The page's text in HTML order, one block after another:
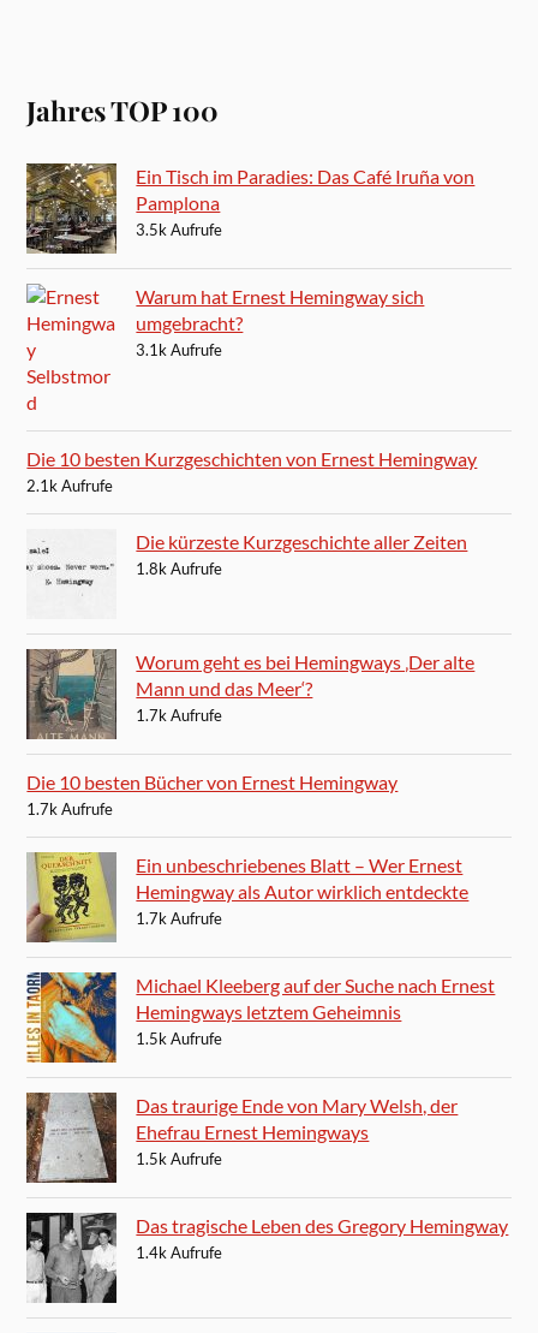
Jahres TOP 100
Ein Tisch im Paradies: Das Café Iruña von
Pamplona
3.5k Aufrufe
Warum hat Ernest Hemingway sich
umgebracht?
3.1k Aufrufe
Die 10 besten Kurzgeschichten von Ernest Hemingway
2.1k Aufrufe
Die kürzeste Kurzgeschichte aller Zeiten
1.8k Aufrufe
Worum geht es bei Hemingways ‚Der alte
Mann und das Meer‘?
1.7k Aufrufe
Die 10 besten Bücher von Ernest Hemingway
1.7k Aufrufe
Ein unbeschriebenes Blatt – Wer Ernest
Hemingway als Autor wirklich entdeckte
1.7k Aufrufe
Michael Kleeberg auf der Suche nach Ernest
Hemingways letztem Geheimnis
1.5k Aufrufe
Das traurige Ende von Mary Welsh, der
Ehefrau Ernest Hemingways
1.5k Aufrufe
Das tragische Leben des Gregory Hemingway
1.4k Aufrufe